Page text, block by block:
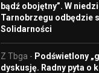
bądź obojętny”. W
Tarnobrzegu odbędzie
Solidarności
Z Tbga - Podświetlony
dyskusję. Radny pyta o